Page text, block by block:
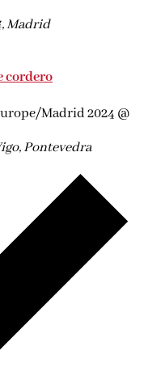
Madrid
cordero
Madrid 2024 @
Pontevedra